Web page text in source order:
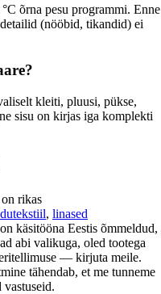
õrna pesu programmi. Enne
(nööbid, tikandid) ei
kleiti, pluusi, pükse,
sisu on kirjas iga komplekti
rikas
, linased
käsitööna Eestis õmmeldud,
abi valikuga, oled tootega
— kirjuta meile.
tähendab, et me tunneme